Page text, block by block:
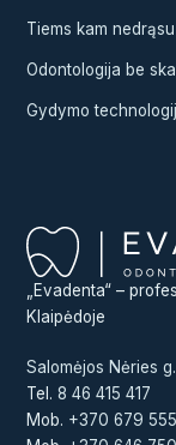
Tiems kam nedrąsu
Odontologija be
Gydymo
„Evadenta“ –
Klaipėdoje
Salomėjos Nėries
Tel.8 46 415 417
Mob. +370 679